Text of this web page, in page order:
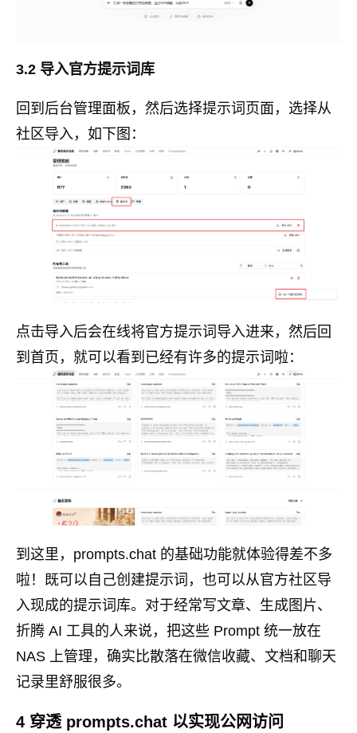
3.2 导入官方提示词库
回到后台管理面板，然后选择提示词页面，选择从
社区导入，如下图：
点击导入后会在线将官方提示词导入进来，然后回
到首页，就可以看到已经有许多的提示词啦：
到这里，prompts.chat 的基础功能就体验得差不多
啦！既可以自己创建提示词，也可以从官方社区导
入现成的提示词库。对于经常写文章、生成图片、
折腾 AI 工具的人来说，把这些 Prompt 统一放在
NAS 上管理，确实比散落在微信收藏、文档和聊天
记录里舒服很多。
4 穿透 prompts.chat 以实现公网访问